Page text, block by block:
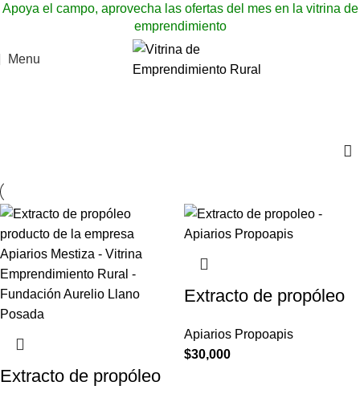
Apoya el campo, aprovecha las ofertas del mes en la vitrina de
emprendimiento
Menu
Extracto de propóleo
Extracto de propóleo
Apiarios Propoapis
$30,000